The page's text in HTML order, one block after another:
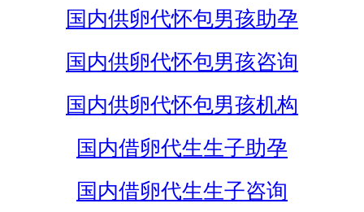
国内供卵代怀包男孩助孕
国内供卵代怀包男孩咨询
国内供卵代怀包男孩机构
国内借卵代生生子助孕
国内借卵代生生子咨询